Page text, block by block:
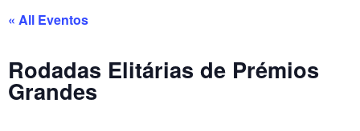
« All Eventos
Rodadas Elitárias de Prémios
Grandes